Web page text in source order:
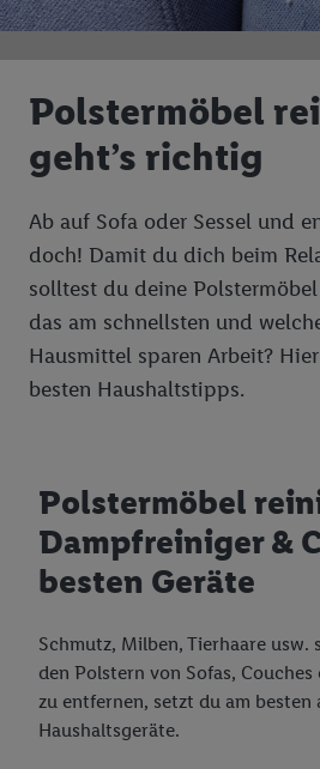
Polstermöbel
geht’s richtig
Ab auf Sofa oder Sessel und
doch! Damit du dich beim
solltest du deine
das am schnellsten und
Hausmittel sparen Arbeit?
besten Haushaltstipps.
Polstermöbel
Dampfreiniger &
besten Geräte
Schmutz, Milben, Tierhaare usw.
den Polstern von Sofas, Couches
zu entfernen, setzt du am
Haushaltsgeräte.